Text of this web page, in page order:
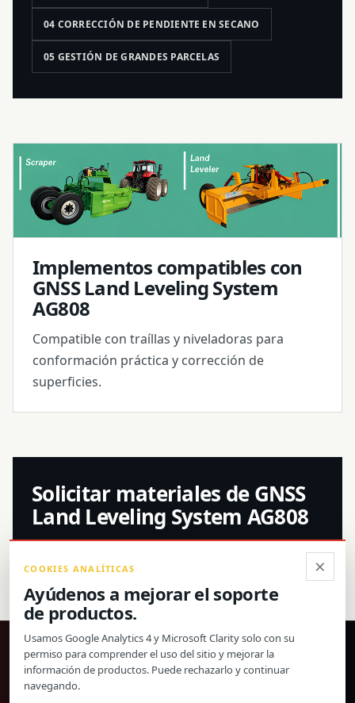
04 CORRECCIÓN DE PENDIENTE EN SECANO
05 GESTIÓN DE GRANDES PARCELAS
Implementos compatibles con
GNSS Land Leveling System
AG808
Compatible con traíllas y niveladoras para
conformación práctica y corrección de
superficies.
Solicitar materiales de GNSS
Land Leveling System AG808
Contactar con ventas
®
Productos de precisión, especificaciones confirmadas y
×
COOKIES ANALÍTICAS
Ayúdenos a mejorar el soporte
de productos.
Usamos Google Analytics 4 y Microsoft Clarity solo con su
permiso para comprender el uso del sitio y mejorar la
información de productos. Puede rechazarlo y continuar
navegando.